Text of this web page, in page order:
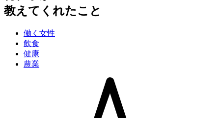
教えてくれたこと
働く女性
飲食
健康
農業